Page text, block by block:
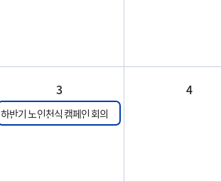
3
하반기 노인천식 캠페인 회의
4